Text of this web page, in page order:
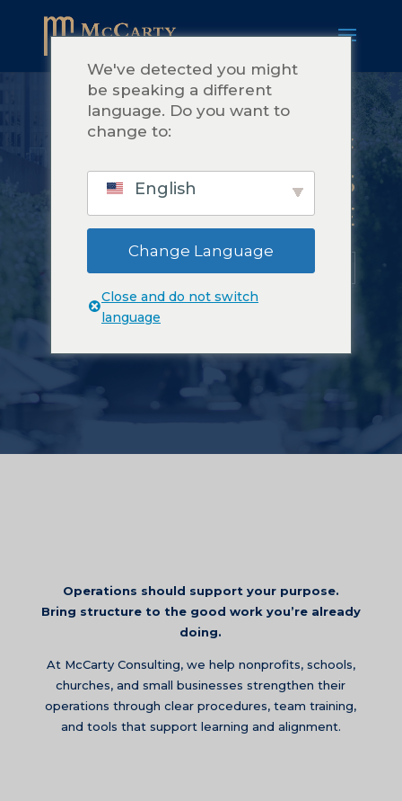
MCCARTY CONSULTING LLC
PEOPLE PROCEDURES
PURPOSE
தொடங்குங்கள்
Operations should support your purpose.
Bring structure to the good work you’re already
doing.
At McCarty Consulting, we help nonprofits, schools,
churches, and small businesses strengthen their
operations through clear procedures, team training,
and tools that support learning and alignment.
We've detected you might
be speaking a different
language. Do you want to
change to:
English
Change Language
Close and do not switch
language